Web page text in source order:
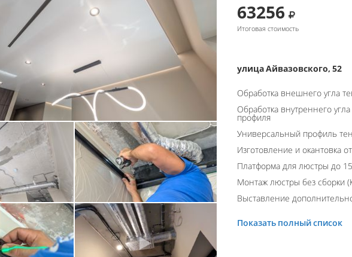
63256
Итоговая стоимость
улица Айвазовского, 52
Обработка внешнего угла
Обработка внутреннего
профиля
Универсальный профиль
Изготовление и окантовка
Платформа для люстры до
Монтаж люстры без сборки
Выставление
Показать полный список